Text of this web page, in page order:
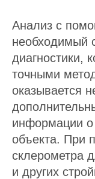
Анализ с
необходимый
диагностики,
точными
оказывается
информации о
объекта. При
склерометра
и других